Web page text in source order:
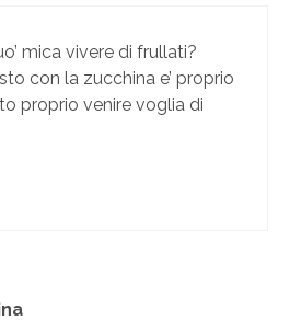
mica vivere di frullati?
con la zucchina e’ proprio
proprio venire voglia di